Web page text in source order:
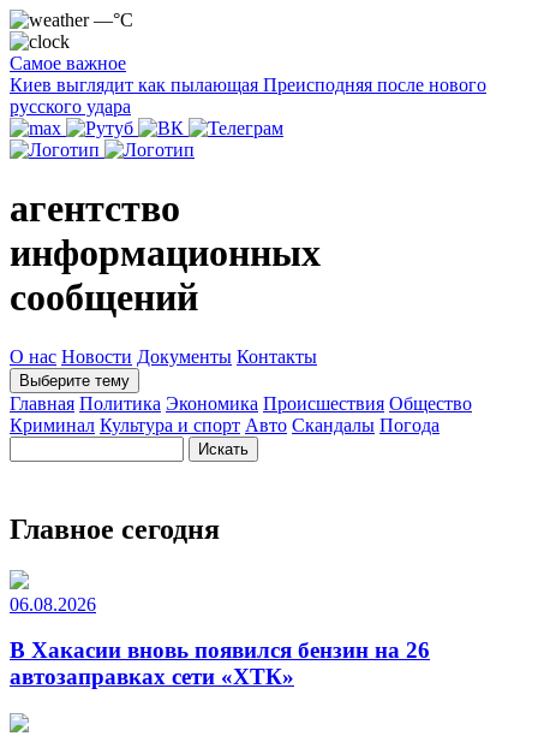
—°C
Самое важное
Киев выглядит как пылающая Преисподняя после нового
русского удара
агентство
информационных
сообщений
О нас Новости Документы Контакты
Выберите тему
Главная Политика Экономика Происшествия Общество
Криминал Культура и спорт Авто Скандалы Погода
Главное сегодня
06.08.2026
В Хакасии вновь появился бензин на 26
автозаправках сети «ХТК»